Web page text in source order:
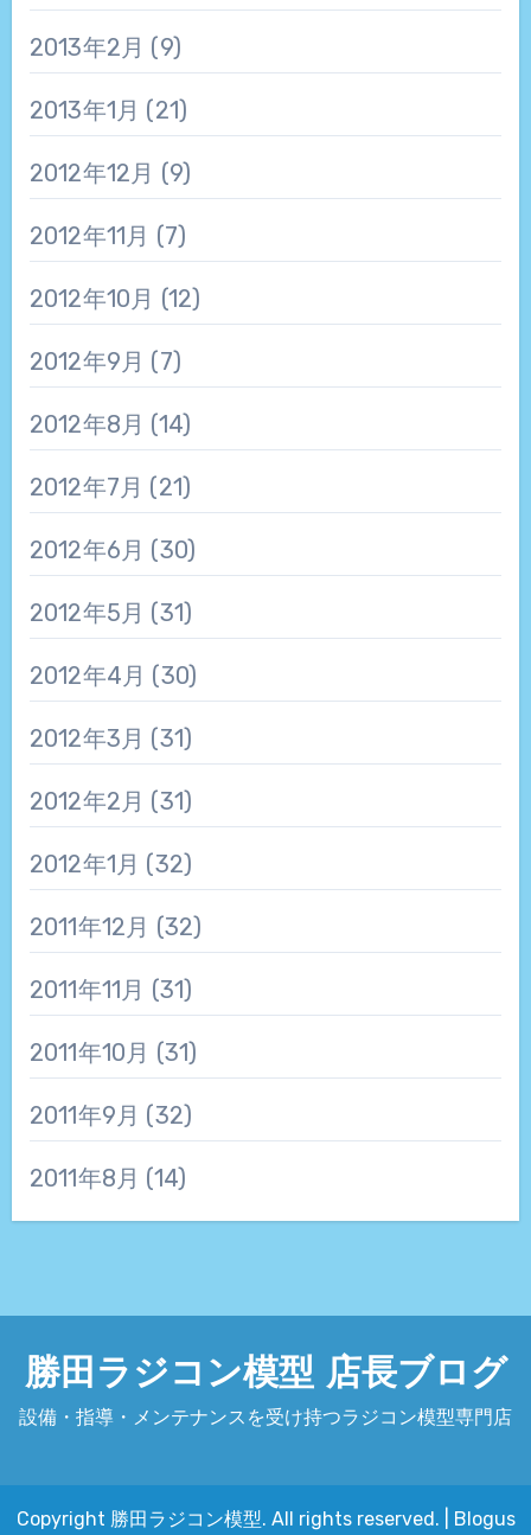
2013年2月 (9)
2013年1月 (21)
2012年12月 (9)
2012年11月 (7)
2012年10月 (12)
2012年9月 (7)
2012年8月 (14)
2012年7月 (21)
2012年6月 (30)
2012年5月 (31)
2012年4月 (30)
2012年3月 (31)
2012年2月 (31)
2012年1月 (32)
2011年12月 (32)
2011年11月 (31)
2011年10月 (31)
2011年9月 (32)
2011年8月 (14)
勝田ラジコン模型 店長ブログ
設備・指導・メンテナンスを受け持つラジコン模型専門店
Copyright 勝田ラジコン模型. All rights reserved. Blogus